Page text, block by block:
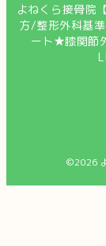
よねくら接骨
方/整形外科基
ート★膝関節
©2026